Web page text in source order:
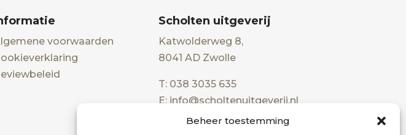
Beheer toestemming
voorwaarden
Scholten uitgeverij
Katwolderweg 8,
8041 AD Zwolle
T: 038 3035 635
E: info@scholtenuitgeverij.nl